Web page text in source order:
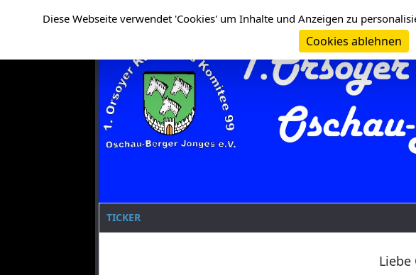
TICKER
Liebe
Diese Webseite verwendet 'Cookies' um Inhalte und Anzeigen zu
Cookies ablehnen